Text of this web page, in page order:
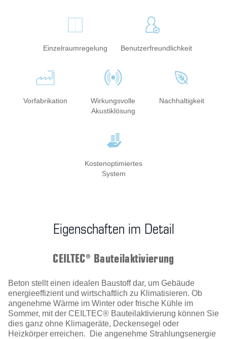
Einzelraumregelung Benutzerfreundlichkeit
Vorfabrikation
Wirkungsvolle
Akustiklösung
Nachhaltigkeit
Kostenoptimiertes
System
Eigenschaften im Detail
CEILTEC® Bauteilaktivierung
Beton stellt einen idealen Baustoff dar, um Gebäude
energieeffizient und wirtschaftlich zu Klimatisieren. Ob
angenehme Wärme im Winter oder frische Kühle im
Sommer, mit der CEILTEC® Bauteilaktivierung können Sie
dies ganz ohne Klimageräte, Deckensegel oder
Heizkörper erreichen.
Die angenehme Strahlungsenergie